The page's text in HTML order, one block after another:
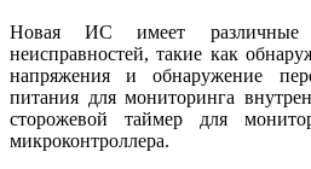
Новая ИС имеет различные
неисправностей, такие как
напряжения и обнаружение
питания для мониторинга
сторожевой таймер для
микроконтроллера.